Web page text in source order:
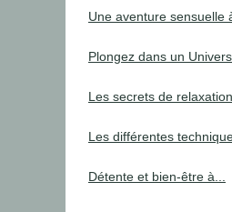
Une aventure sensuelle
Plongez dans un Univers
Les secrets de relaxation
Les différentes
Détente et bien-être à...